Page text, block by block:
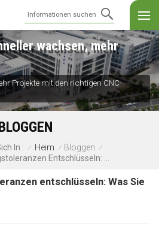
wachsen, mehr
Projekte mit den richtigen CNC-
In : / Heim / Bloggen /
entschlüsseln: Was Sie